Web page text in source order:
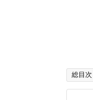
総目次